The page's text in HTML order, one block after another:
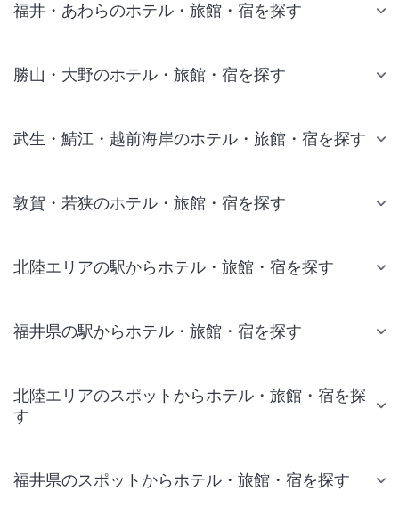
福井・あわらのホテル・旅館・宿を探す
勝山・大野のホテル・旅館・宿を探す
武生・鯖江・越前海岸のホテル・旅館・宿を探す
敦賀・若狭のホテル・旅館・宿を探す
北陸エリアの駅からホテル・旅館・宿を探す
福井県の駅からホテル・旅館・宿を探す
北陸エリアのスポットからホテル・旅館・宿を探
す
福井県のスポットからホテル・旅館・宿を探す